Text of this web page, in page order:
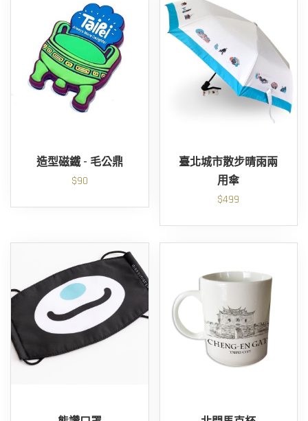
造型磁鐵 - 毛公鼎
$90
臺北城市散步晴雨兩
用傘
$499